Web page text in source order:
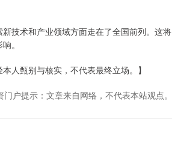
技术和产业领域方面走在了全国前列。这将
。
人甄别与核实，不代表最终立场。】
门户提示：文章来自网络，不代表本站观点。